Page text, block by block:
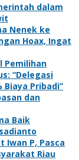
dalam
Nenek ke
Hoax, Ingat
Pemilihan
“Delegasi
Biaya Pribadi”
dan
Baik
Iwan P, Pasca
Riau